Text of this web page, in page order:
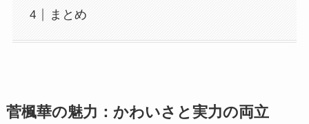
まとめ
菅楓華の魅力：かわいさと実力の両立